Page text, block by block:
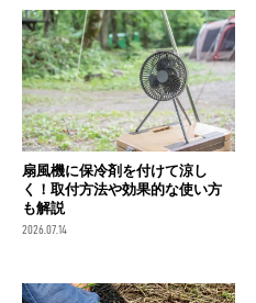
扇風機に保冷剤を付けて涼し
く！取付方法や効果的な使い方
も解説
2026.07.14